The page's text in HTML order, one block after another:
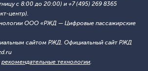
с 8:00 до 20:00) и +7 (495) 269 8365
центр).
ООО «РЖД — Цифровые пассажирские
сайтом РЖД. Официальный сайт РЖД
рекомендательные технологии.